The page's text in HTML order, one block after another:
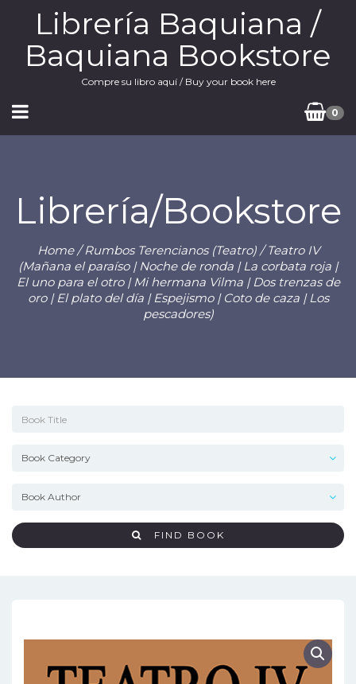
Librería Baquiana /
Baquiana Bookstore
Compre su libro aquí / Buy your book here
0
Librería/Bookstore
Home/Rumbos Terencianos (Teatro)/ Teatro IV
(Mañana el paraíso | Noche de ronda | La corbata roja |
El uno para el otro | Mi hermana Vilma | Dos trenzas de
oro | El plato del día | Espejismo | Coto de caza | Los
pescadores)
FIND BOOK